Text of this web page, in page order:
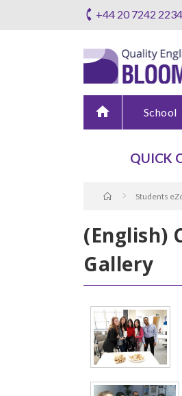
+44 20 7242 2234
home School
QUICK
Students
(English)
Gallery